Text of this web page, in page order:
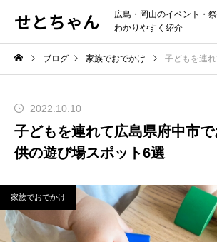
せとちゃん
広島・岡山のイベント・
わかりやすく紹介
ブログ 家族でおでかけ 子どもを連れて広島県府
2022.10.10
子どもを連れて広島県府中市
供の遊び場スポット6選
家族でおでかけ